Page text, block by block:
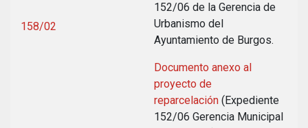
158/02
152/06 de la Gerencia de
Urbanismo del
Ayuntamiento de Burgos.
Documento anexo al
proyecto de
reparcelación (Expediente
152/06 Gerencia Municipal